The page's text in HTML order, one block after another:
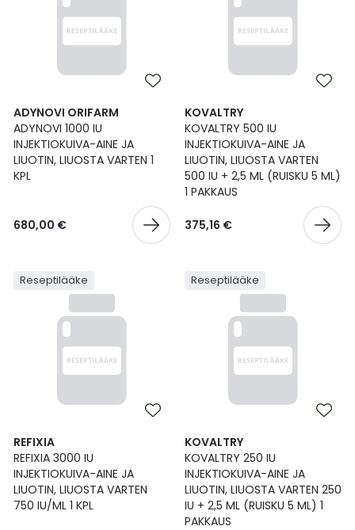
ADYNOVI ORIFARM
ADYNOVI 1000 IU
INJEKTIOKUIVA-AINE JA
LIUOTIN, LIUOSTA VARTEN 1
KPL
680,00 €
KOVALTRY
KOVALTRY 500 IU
INJEKTIOKUIVA-AINE JA
LIUOTIN, LIUOSTA VARTEN
500 IU + 2,5 ML (RUISKU 5 ML)
1 PAKKAUS
375,16 €
Reseptilääke
REFIXIA
REFIXIA 3000 IU
INJEKTIOKUIVA-AINE JA
LIUOTIN, LIUOSTA VARTEN
750 IU/ML 1 KPL
Reseptilääke
KOVALTRY
KOVALTRY 250 IU
INJEKTIOKUIVA-AINE JA
LIUOTIN, LIUOSTA VARTEN 250
IU + 2,5 ML (RUISKU 5 ML) 1
PAKKAUS